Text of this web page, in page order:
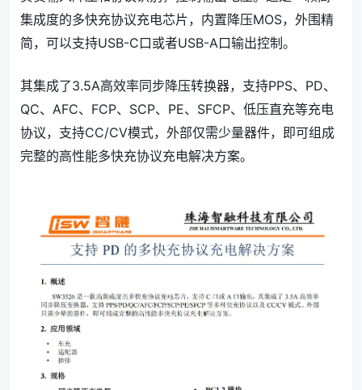
集成度的多快充协议充电芯片，内置降压MOS，外围精
简，可以支持USB-C口或者USB-A口输出控制。
其集成了3.5A高效率同步降压转换器，支持PPS、PD、
QC、AFC、FCP、SCP、PE、SFCP、低压直充等充电
协议，支持CC/CV模式，外部仅需少量器件，即可组成
完整的高性能多快充协议充电解决方案。